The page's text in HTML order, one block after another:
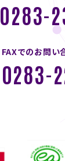
0283-
FAXでのお問い
0283-